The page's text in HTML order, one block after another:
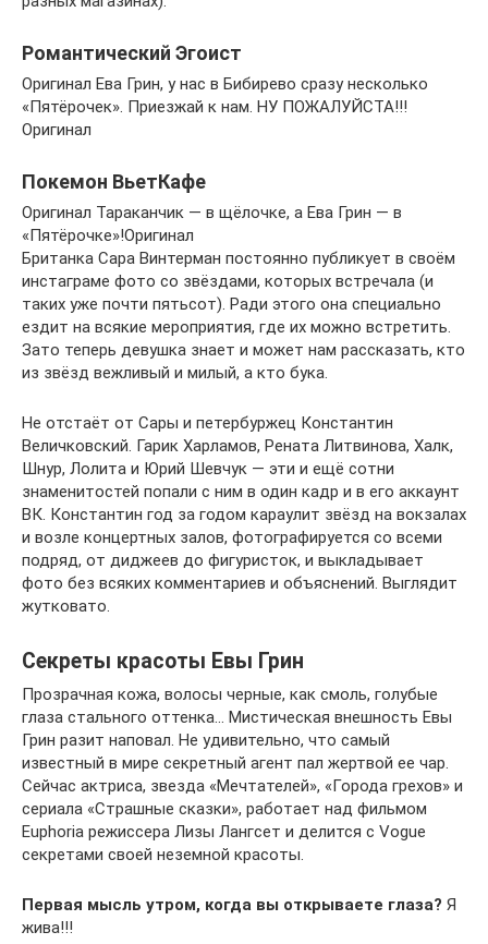
Романтический Эгоист
Оригинал Ева Грин, у нас в Бибирево сразу несколько
«Пятёрочек». Приезжай к нам. НУ ПОЖАЛУЙСТА!!!
Оригинал
Покемон ВьетКафе
Оригинал Тараканчик — в щёлочке, а Ева Грин — в
«Пятёрочке»!Оригинал
Британка Сара Винтерман постоянно публикует в своём
инстаграме фото со звёздами, которых встречала (и
таких уже почти пятьсот). Ради этого она специально
ездит на всякие мероприятия, где их можно встретить.
Зато теперь девушка знает и может нам рассказать, кто
из звёзд вежливый и милый, а кто бука.
Не отстаёт от Сары и петербуржец Константин
Величковский. Гарик Харламов, Рената Литвинова, Халк,
Шнур, Лолита и Юрий Шевчук — эти и ещё сотни
знаменитостей попали с ним в один кадр и в его аккаунт
ВК. Константин год за годом караулит звёзд на вокзалах
и возле концертных залов, фотографируется со всеми
подряд, от диджеев до фигуристок, и выкладывает
фото без всяких комментариев и объяснений. Выглядит
жутковато.
Секреты красоты Евы Грин
Прозрачная кожа, волосы черные, как смоль, голубые
глаза стального оттенка… Мистическая внешность Евы
Грин разит наповал. Не удивительно, что самый
известный в мире секретный агент пал жертвой ее чар.
Сейчас актриса, звезда «Мечтателей», «Города грехов» и
сериала «Страшные сказки», работает над фильмом
Euphoria режиссера Лизы Лангсет и делится с Vogue
секретами своей неземной красоты.
Первая мысль утром, когда вы открываете глаза? Я
жива!!!